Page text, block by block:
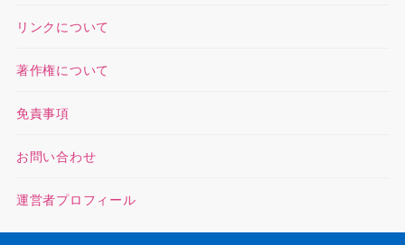
リンクについて
著作権について
免責事項
お問い合わせ
運営者プロフィール